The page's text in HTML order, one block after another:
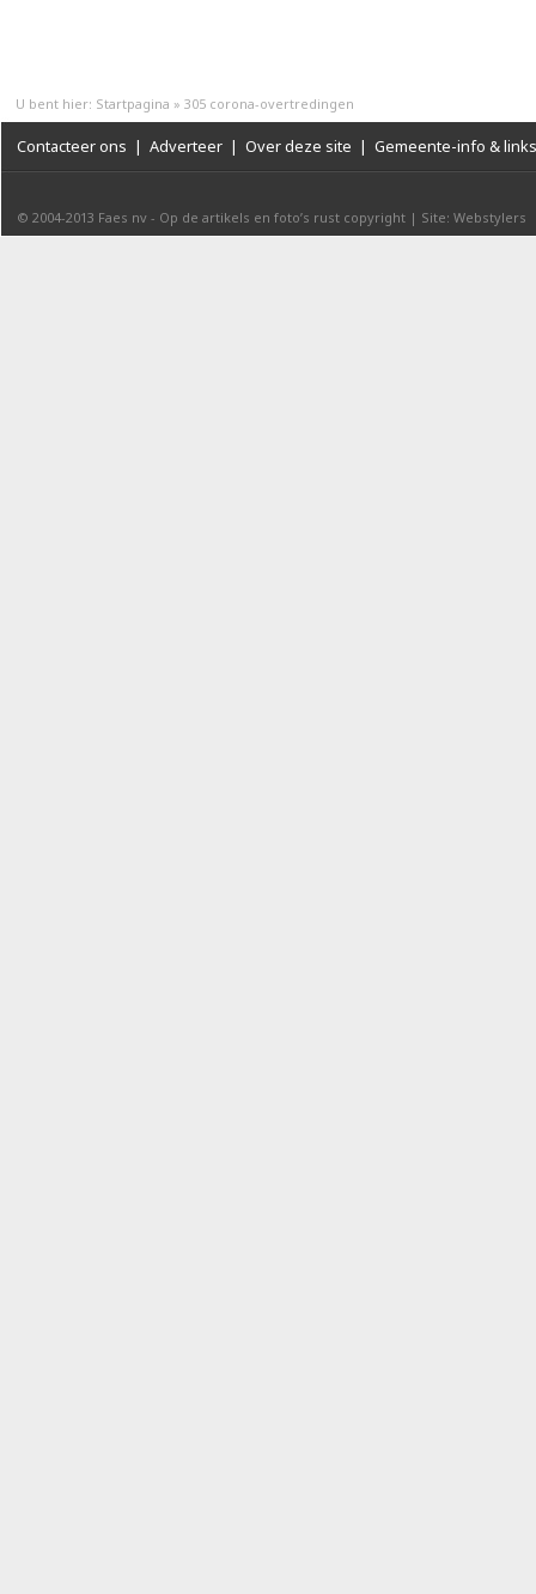
U bent hier: Startpagina » 305 corona-overtredingen
Contacteer ons | Adverteer | Over deze site | Gemeente-info & links
© 2004-2013 Faes nv - Op de artikels en foto’s rust copyright | Site: Webstylers